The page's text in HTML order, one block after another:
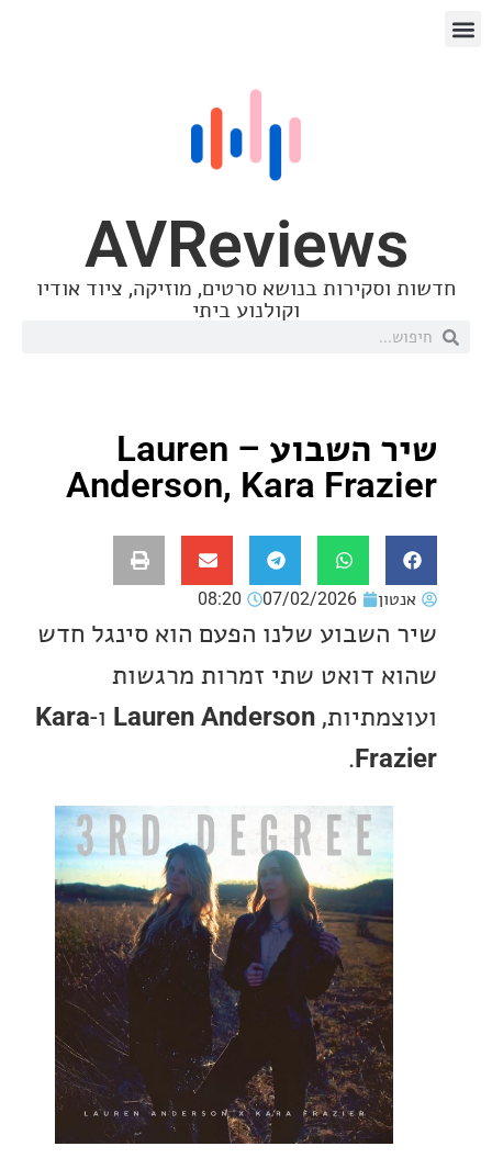
בנושא סרטים, מוזיקה, ציוד אודיו
וקולנוע ביתי
שיר השבוע – Lauren
Anderson, Kara
07/02/2026
08:20
שלנו הפעם הוא סינגל חדש
דואט שתי זמרות מרגשות
Lauren Andersonו-Kara